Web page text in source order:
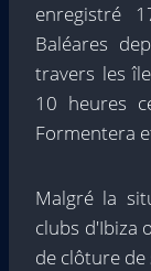
enregistré
Baléares
travers les
10 heures
Formentera
Malgré la
clubs d'Ibiza
de clôture de